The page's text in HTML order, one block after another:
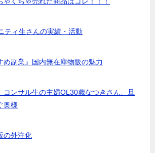
ティ生さんの実績・活動
め副業』国内無在庫物販の魅力
コンサル生の主婦OL30歳なつきさん、旦
奥様
の外注化